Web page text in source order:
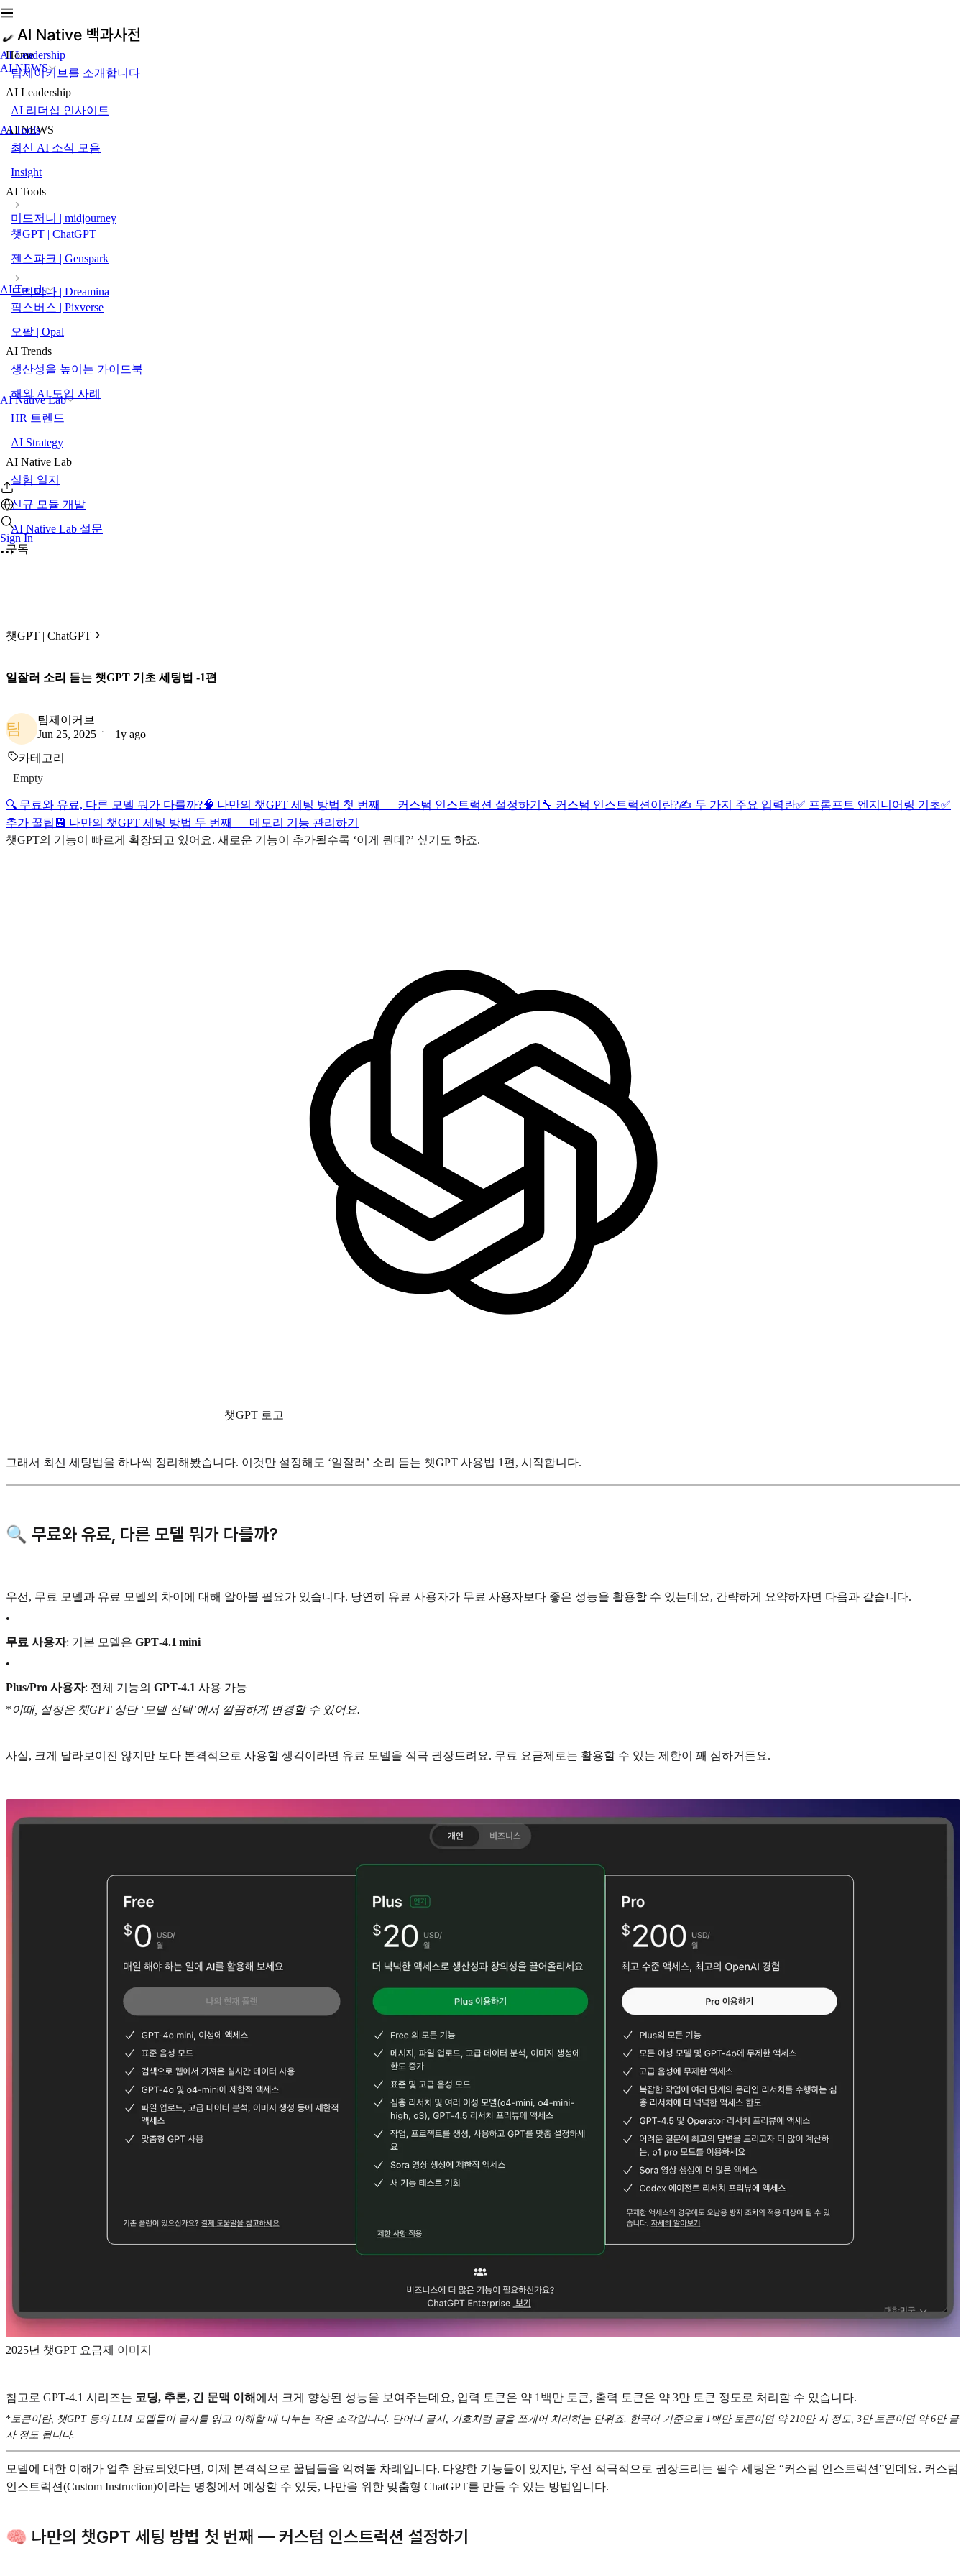
AI Leadership
AI NEWS
AI Tools
AI Trends
AI Native Lab
Sign In
Home
팀제이커브를 소개합니다
AI Leadership
AI 리더십 인사이트
AI NEWS
최신 AI 소식 모음
Insight
AI Tools
미드저니 | midjourney
챗GPT | ChatGPT
젠스파크 | Genspark
드리미나 | Dreamina
픽스버스 | Pixverse
오팔 | Opal
AI Trends
생산성을 높이는 가이드북
해외 AI 도입 사례
HR 트렌드
AI Strategy
AI Native Lab
실험 일지
신규 모듈 개발
AI Native Lab 설문
구독
챗GPT | ChatGPT
일잘러 소리 듣는 챗GPT 기초 세팅법 -1편
팀
팀제이커브
Jun 25, 2025
1y ago
카테고리
Empty
🔍 무료와 유료, 다른 모델 뭐가 다를까?🧠 나만의 챗GPT 세팅 방법 첫 번째 — 커스텀 인스트럭션 설정하기 🔧 커스텀 인스트럭션이란?✍️ 두 가지 주요 입력란✅ 프롬프트 엔지니어링 기초✅
추가 꿀팁 💾 나만의 챗GPT 세팅 방법 두 번째 — 메모리 기능 관리하기
챗GPT의 기능이 빠르게 확장되고 있어요. 새로운 기능이 추가될수록 ‘이게 뭔데?’ 싶기도 하죠.
챗GPT 로고
그래서 최신 세팅법을 하나씩 정리해봤습니다. 이것만 설정해도 ‘일잘러’ 소리 듣는 챗GPT 사용법 1편, 시작합니다.
🔍 무료와 유료, 다른 모델 뭐가 다를까?
우선, 무료 모델과 유료 모델의 차이에 대해 알아볼 필요가 있습니다. 당연히 유료 사용자가 무료 사용자보다 좋은 성능을 활용할 수 있는데요, 간략하게 요약하자면 다음과 같습니다.
•
무료 사용자: 기본 모델은 GPT‑4.1 mini
•
Plus/Pro 사용자: 전체 기능의 GPT‑4.1 사용 가능
*이때, 설정은 챗GPT 상단 ‘모델 선택’에서 깔끔하게 변경할 수 있어요.
사실, 크게 달라보이진 않지만 보다 본격적으로 사용할 생각이라면 유료 모델을 적극 권장드려요. 무료 요금제로는 활용할 수 있는 제한이 꽤 심하거든요.
2025년 챗GPT 요금제 이미지
참고로 GPT‑4.1 시리즈는 코딩, 추론, 긴 문맥 이해 에서 크게 향상된 성능을 보여주는데요, 입력 토큰은 약 1백만 토큰, 출력 토큰은 약 3만 토큰 정도로 처리할 수 있습니다.
* 토큰이란, 챗GPT 등의 LLM 모델들이 글자를 읽고 이해할 때 나누는 작은 조각입니다. 단어나 글자, 기호처럼 글을 쪼개어 처리하는 단위죠. 한국어 기준으로 1백만 토큰이면 약 210만 자 정도, 3만 토큰이면 약 6만 글
자 정도 됩니다.
모델에 대한 이해가 얼추 완료되었다면, 이제 본격적으로 꿀팁들을 익혀볼 차례입니다. 다양한 기능들이 있지만, 우선 적극적으로 권장드리는 필수 세팅은 “커스텀 인스트럭션”인데요. 커스텀
인스트럭션(Custom Instruction)이라는 명칭에서 예상할 수 있듯, 나만을 위한 맞춤형 ChatGPT를 만들 수 있는 방법입니다.
🧠 나만의 챗GPT 세팅 방법 첫 번째 — 커스텀 인스트럭션 설정하기